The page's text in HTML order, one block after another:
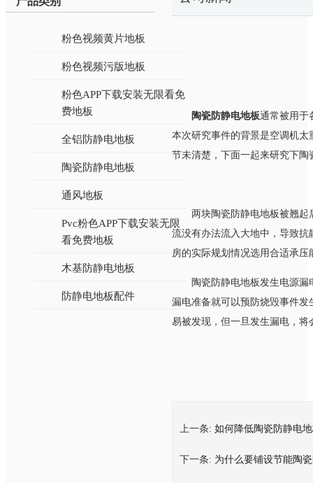
粉色视频黄片地板
粉色视频污版地板
粉色APP下载安装无限看免
费地板
全铝防静电地板
陶瓷防静电地板
通风地板
Pvc粉色APP下载安装无限
看免费地板
木基防静电地板
防静电地板配件
陶瓷防静电地板通常被用于
本次研究事件的背景是空调机太重
节未清楚，下面一起来研究下
两块陶瓷防静电地板被翘起后
流没有办法流入大地中，导致
房的实际规划情况选用合适承压能
陶瓷防静电地板发生电源漏电
漏电准备就可以预防烧毁事件发生
易被发现，但一旦发生漏电，
上一条: 如何降低陶瓷防静电
下一条: 为什么要铺设节能陶